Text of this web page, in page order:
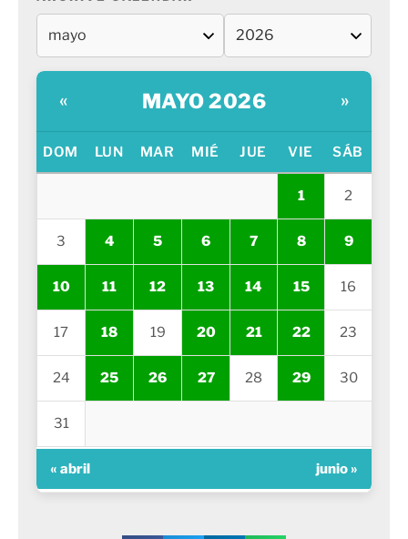
« MAYO 2026 »
DOM LUN MAR MIÉ JUE VIE SÁB
1 2
3 4 5 6 7 8 9
10 11 12 13 14 15 16
17 18 19 20 21 22 23
24 25 26 27 28 29 30
31
« abril junio »